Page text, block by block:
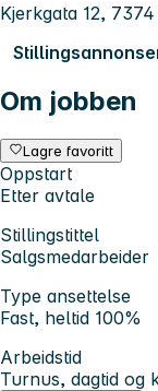
Kjerkgata 12,
Om jobben
Lagre favoritt
Oppstart
Etter avtale
Stillingstittel
Salgsmedarbeider
Type ansettelse
Fast, heltid 100%
Arbeidstid
Turnus, dagtid og